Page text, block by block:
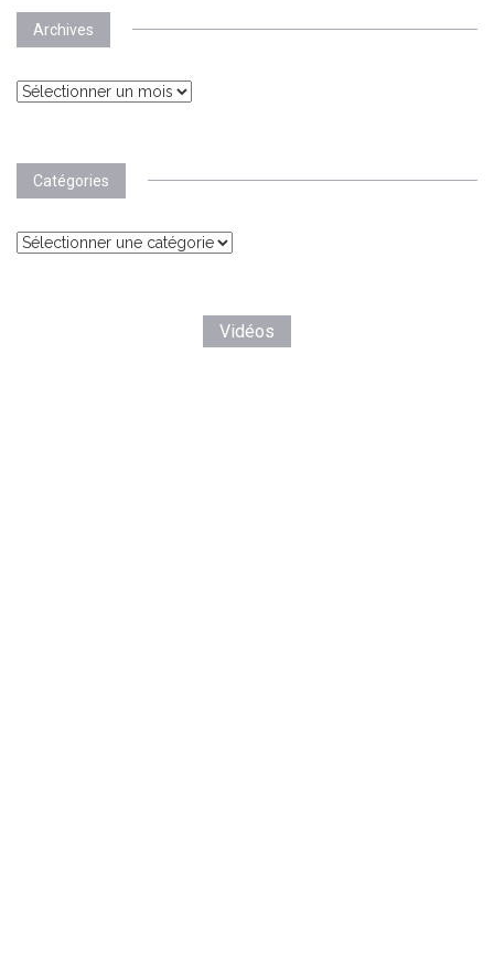
Archives
Archives
Catégories
Catégories
Vidéos